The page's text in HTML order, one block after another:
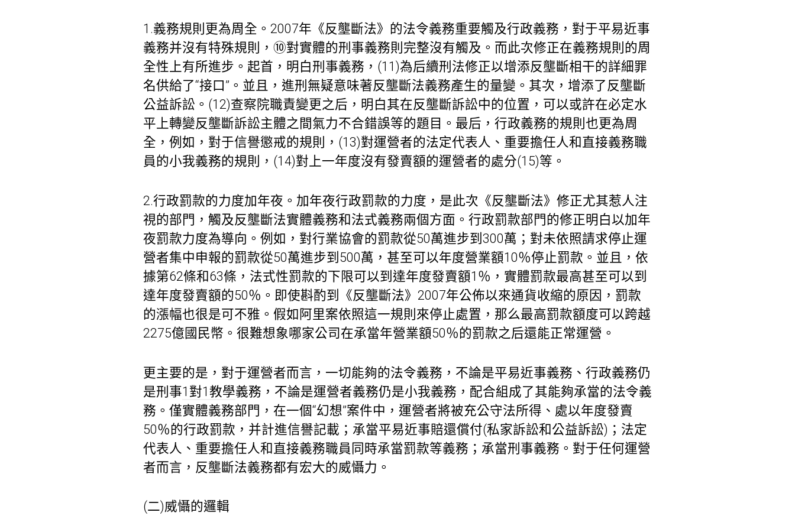
1.義務規則更為周全。2007年《反壟斷法》的法令義務重要觸及行政義務，對于平易近事
義務并沒有特殊規則，⑩對實體的刑事義務則完整沒有觸及。而此次修正在義務規則的周
全性上有所進步。起首，明白刑事義務，(11)為后續刑法修正以增添反壟斷相干的詳細罪
名供給了“接口”。並且，進刑無疑意味著反壟斷法義務產生的量變。其次，增添了反壟斷
公益訴訟。(12)查察院職責變更之后，明白其在反壟斷訴訟中的位置，可以或許在必定水
平上轉變反壟斷訴訟主體之間氣力不合錯誤等的題目。最后，行政義務的規則也更為周
全，例如，對于信譽懲戒的規則，(13)對運營者的法定代表人、重要擔任人和直接義務職
員的小我義務的規則，(14)對上一年度沒有發賣額的運營者的處分(15)等。
2.行政罰款的力度加年夜。加年夜行政罰款的力度，是此次《反壟斷法》修正尤其惹人注
視的部門，觸及反壟斷法實體義務和法式義務兩個方面。行政罰款部門的修正明白以加年
夜罰款力度為導向。例如，對行業協會的罰款從50萬進步到300萬；對未依照請求停止運
營者集中申報的罰款從50萬進步到500萬，甚至可以年度營業額10％停止罰款。並且，依
據第62條和63條，法式性罰款的下限可以到達年度發賣額1％，實體罰款最高甚至可以到
達年度發賣額的50％。即使斟酌到《反壟斷法》2007年公佈以來通貨收縮的原因，罰款
的漲幅也很是可不雅。假如阿里案依照這一規則來停止處置，那么最高罰款額度可以跨越
2275億國民幣。很難想象哪家公司在承當年營業額50％的罰款之后還能正常運營。
更主要的是，對于運營者而言，一切能夠的法令義務，不論是平易近事義務、行政義務仍
是刑事1對1教學義務，不論是運營者義務仍是小我義務，配合組成了其能夠承當的法令義
務。僅實體義務部門，在一個“幻想”案件中，運營者將被充公守法所得、處以年度發賣
50％的行政罰款，并計進信譽記載；承當平易近事賠還償付(私家訴訟和公益訴訟)；法定
代表人、重要擔任人和直接義務職員同時承當罰款等義務；承當刑事義務。對于任何運營
者而言，反壟斷法義務都有宏大的威懾力。
(二)威懾的邏輯